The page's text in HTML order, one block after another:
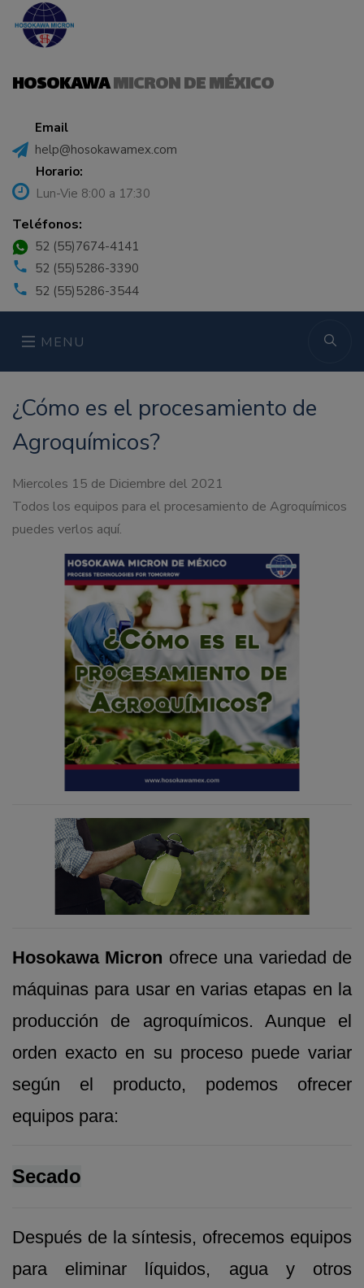
HOSOKAWAMICRON DE MÉXICO
Email
help@hosokawamex.com
Horario:
Lun-Vie 8:00 a 17:30
Teléfonos:
52 (55)7674-4141
52 (55)5286-3390
52 (55)5286-3544
MENU
¿Cómo es el procesamiento de
Agroquímicos?
Miercoles 15 de Diciembre del 2021
Todos los equipos para el procesamiento de Agroquímicos
puedes verlos aquí.
Hosokawa Micron ofrece una variedad de
máquinas para usar en varias etapas en la
producción de agroquímicos. Aunque el
orden exacto en su proceso puede variar
según el producto, podemos ofrecer
equipos para:
Secado
Después de la síntesis, ofrecemos equipos
para eliminar líquidos, agua y otros